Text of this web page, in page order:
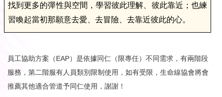
找到更多的彈性與空間，學習彼此理解、彼此靠近；也練
習喚起當初那願意去愛、去冒險、去靠近彼此的心。
員工協助方案（EAP）是依據同仁（限專任）不同需求，有兩階段
服務，第二階服有人員類別限制使用，如有受限，生命線協會將會
推薦其他適合管道予同仁使用，謝謝！